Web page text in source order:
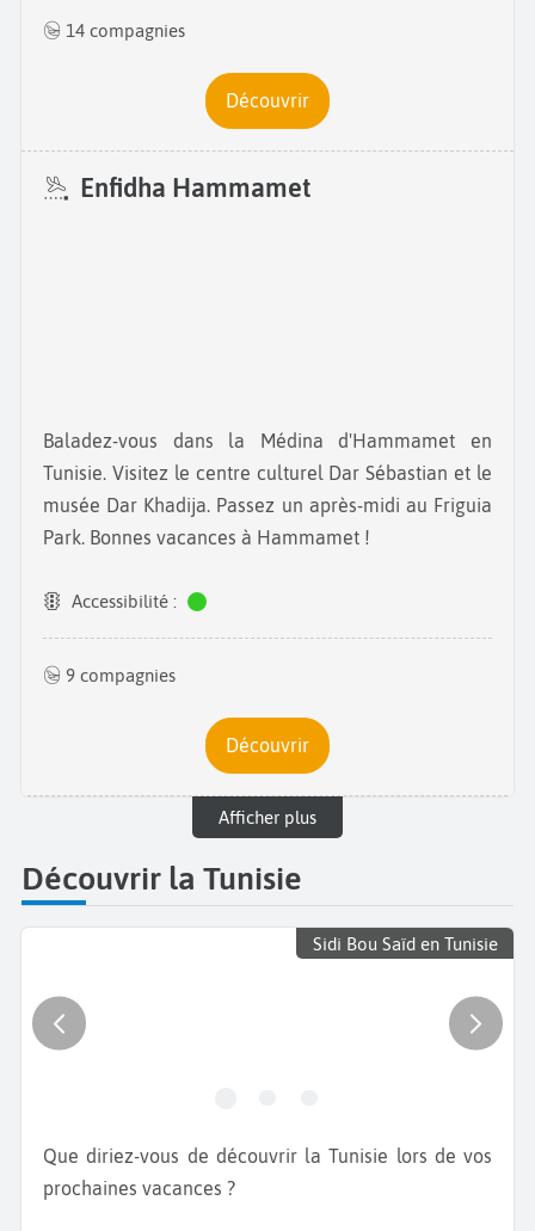
14 compagnies
Découvrir
Enfidha Hammamet
Baladez-vous dans la Médina d'Hammamet en
Tunisie. Visitez le centre culturel Dar Sébastian et le
musée Dar Khadija. Passez un après-midi au Friguia
Park. Bonnes vacances à Hammamet !
Accessibilité :
9 compagnies
Découvrir
Afficher plus
Découvrir la Tunisie
Sidi Bou Saïd en Tunisie
Que diriez-vous de découvrir la Tunisie lors de vos
prochaines vacances ?